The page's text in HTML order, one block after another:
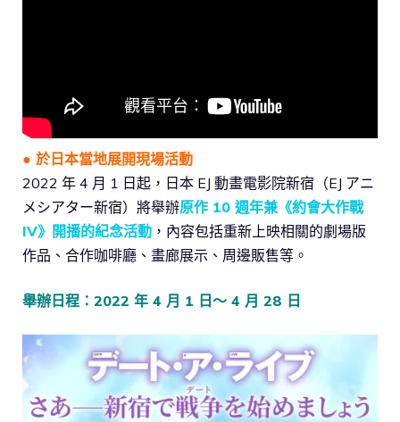
● 於日本當地展開現場活動
2022 年 4 月 1 日起，日本 EJ 動畫電影院新宿（EJ アニ
メシアター新宿）將舉辦原作 10 週年兼《約會大作戰
IV》開播的紀念活動 ，內容包括重新上映相關的劇場版
作品、合作咖啡廳、畫廊展示、周邊販售等。
舉辦日程：2022 年 4 月 1 日～ 4 月 28 日